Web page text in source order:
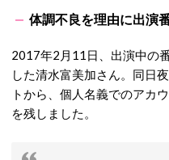
体調不良を理由に出演
2017年2月11日、出演中の
した清水富美加さん。同日
トから、個人名義でのアカ
を残しました。